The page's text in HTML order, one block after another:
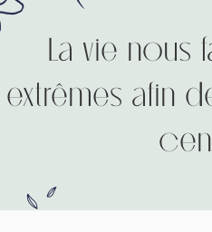
La vie nous
extrêmes afin